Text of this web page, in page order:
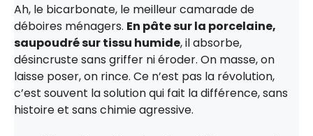
Ah, le bicarbonate, le meilleur camarade de
déboires ménagers. En pâte sur la porcelaine,
saupoudré sur tissu humide, il absorbe,
désincruste sans griffer ni éroder. On masse, on
laisse poser, on rince. Ce n’est pas la révolution,
c’est souvent la solution qui fait la différence, sans
histoire et sans chimie agressive.